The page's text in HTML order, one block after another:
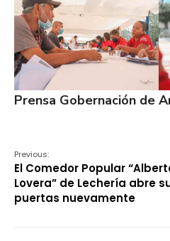
Prensa Gobernación de
Previous:
El Comedor Popular
Lovera” de Lechería abre
puertas nuevamente